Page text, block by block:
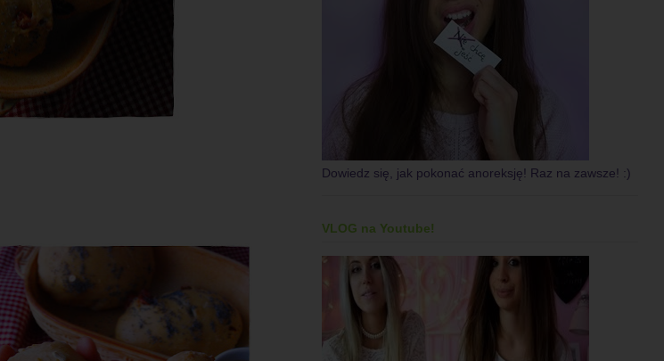
Dowiedz się, jak pokonać anoreksję! Raz na zawsze! :)
VLOG na Youtube!